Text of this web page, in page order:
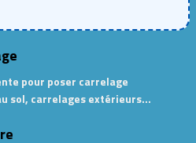
pour poser carrelage
sol, carrelages extérieurs…